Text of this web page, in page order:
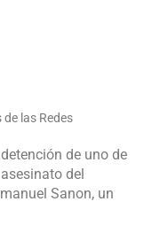
de las Redes
de uno de
del
Sanon, un